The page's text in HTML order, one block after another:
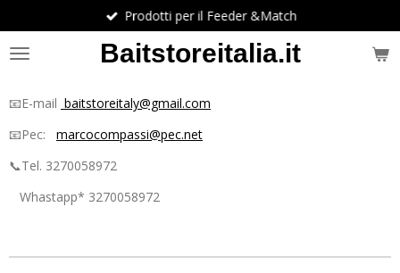
al
contenuto
Baitstoreitalia.it
Prodotti per il Feeder &Match
📧E-mail baitstoreitaly@gmail.com
📧Pec: marcocompassi@pec.net
📞Tel. 3270058972
Whastapp* 3270058972